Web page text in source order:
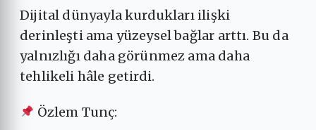
Dijital dünyayla kurdukları ilişki
derinleşti ama yüzeysel bağlar arttı. Bu da
yalnızlığı daha görünmez ama daha
tehlikeli hâle getirdi.
Özlem Tunç: